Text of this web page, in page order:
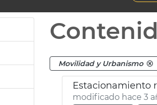
Movilidad y Urbanismo
Estacionamiento
modificado hace 3